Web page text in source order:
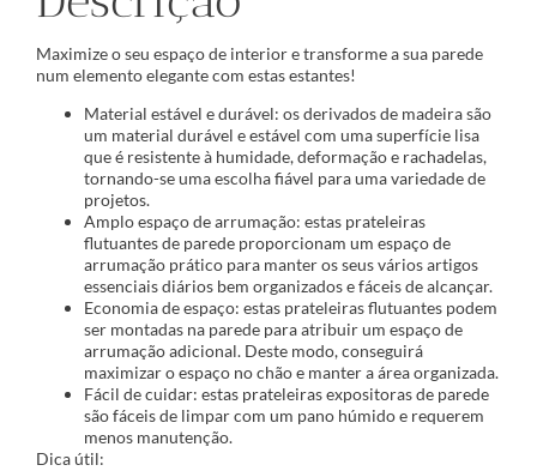
Maximize o seu espaço de interior e transforme a sua parede
num elemento elegante com estas estantes!
Material estável e durável: os derivados de madeira são
um material durável e estável com uma superfície lisa
que é resistente à humidade, deformação e rachadelas,
tornando-se uma escolha fiável para uma variedade de
projetos.
Amplo espaço de arrumação: estas prateleiras
flutuantes de parede proporcionam um espaço de
arrumação prático para manter os seus vários artigos
essenciais diários bem organizados e fáceis de alcançar.
Economia de espaço: estas prateleiras flutuantes podem
ser montadas na parede para atribuir um espaço de
arrumação adicional. Deste modo, conseguirá
maximizar o espaço no chão e manter a área organizada.
Fácil de cuidar: estas prateleiras expositoras de parede
são fáceis de limpar com um pano húmido e requerem
menos manutenção.
Dica útil: